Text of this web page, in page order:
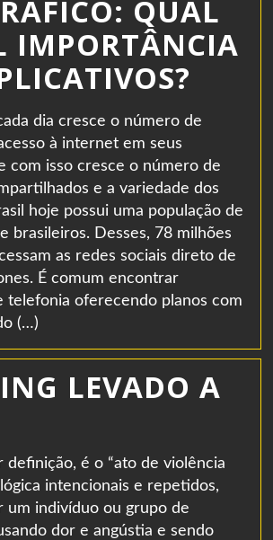
QUAL
IMPORTÂNCIA
dia cresce o número de
à internet em seus
com isso cresce o número de
e a variedade dos
hoje possui uma população de
brasileiros. Desses, 78 milhões
as redes sociais direto de
É comum encontrar
telefonia oferecendo planos com
(…)
LEVADO A
definição, é o “ato de violência
intencionais e repetidos,
um indivíduo ou grupo de
dor e angústia e sendo